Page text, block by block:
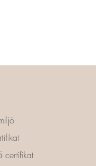
certifikat